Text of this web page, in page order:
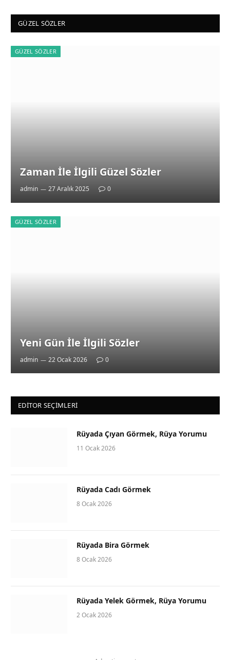
GÜZEL SÖZLER
GÜZEL SÖZLER
Zaman İle İlgili Güzel Sözler
admin 27 Aralık 2025 0
GÜZEL SÖZLER
Yeni Gün İle İlgili Sözler
admin 22 Ocak 2026 0
EDITOR SEÇIMLERI
Rüyada Çıyan Görmek, Rüya Yorumu
11 Ocak 2026
Rüyada Cadı Görmek
8 Ocak 2026
Rüyada Bira Görmek
8 Ocak 2026
Rüyada Yelek Görmek, Rüya Yorumu
2 Ocak 2026